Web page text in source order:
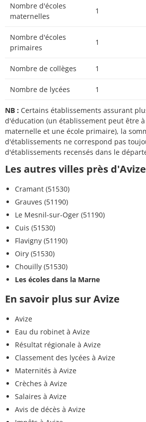
Nombre d'écoles
maternelles
1
Nombre d'écoles
primaires
1
Nombre de collèges 1
Nombre de lycées 1
NB : Certains établissements assurant
d'éducation (un établissement peut être
maternelle et une école primaire), la
d'établissements ne correspond pas
d'établissements recensés dans le
Les autres villes près d'Avize
Cramant (51530)
Grauves (51190)
Le Mesnil-sur-Oger (51190)
Cuis (51530)
Flavigny (51190)
Oiry (51530)
Chouilly (51530)
Les écoles dans la Marne
En savoir plus sur Avize
Avize
Eau du robinet à Avize
Résultat régionale à Avize
Classement des lycées à Avize
Maternités à Avize
Crèches à Avize
Salaires à Avize
Avis de décès à Avize